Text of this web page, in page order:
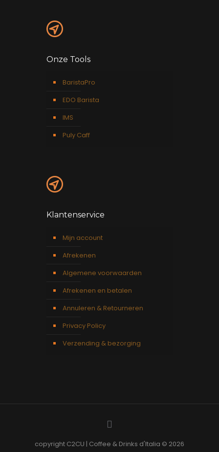
Onze Tools
BaristaPro
EDO Barista
IMS
Puly Caff
Klantenservice
Mijn account
Afrekenen
Algemene voorwaarden
Afrekenen en betalen
Annuleren & Retourneren
Privacy Policy
Verzending & bezorging
copyright C2CU | Coffee & Drinks d'Italia © 2026